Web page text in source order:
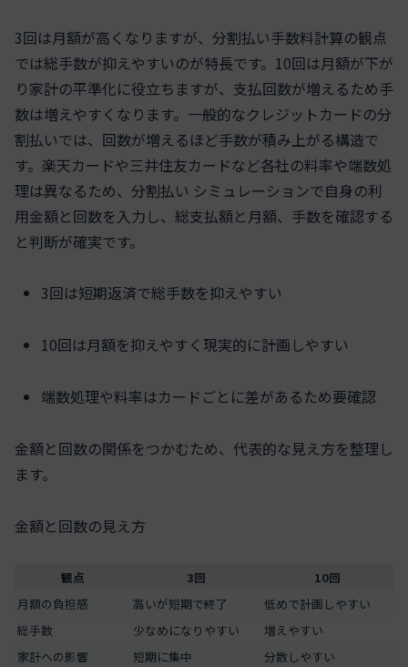
3回は月額が高くなりますが、分割払い手数料計算の観点
では総手数が抑えやすいのが特長です。10回は月額が下が
り家計の平準化に役立ちますが、支払回数が増えるため手
数は増えやすくなります。一般的なクレジットカードの分
割払いでは、回数が増えるほど手数が積み上がる構造で
す。楽天カードや三井住友カードなど各社の料率や端数処
理は異なるため、分割払い シミュレーションで自身の利
用金額と回数を入力し、総支払額と月額、手数を確認する
と判断が確実です。
3回は短期返済で総手数を抑えやすい
10回は月額を抑えやすく現実的に計画しやすい
端数処理や料率はカードごとに差があるため要確認
金額と回数の関係をつかむため、代表的な見え方を整理し
ます。
金額と回数の見え方
観点 3回
10回
月額の負担感
高いが短期で終了
低めで計画しやすい
総手数
少なめになりやすい
増えやすい
家計への影響
短期に集中
分散しやすい